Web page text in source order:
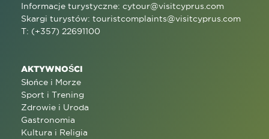
Informacje turystyczne: cytour@visitcyprus.com
Skargi turystów: touristcomplaints@visitcyprus.com
T: (+357) 22691100
AKTYWNOŚCI
Słońce i Morze
Sport i Trening
Zdrowie i Uroda
Gastronomia
Kultura i Religia